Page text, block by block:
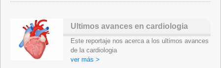
Ultimos avances en cardiologia
Este reportaje nos acerca a los ultimos avances
de la cardiologia
ver más >